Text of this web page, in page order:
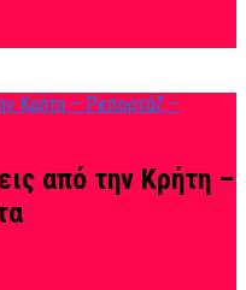
από την Κρήτη –